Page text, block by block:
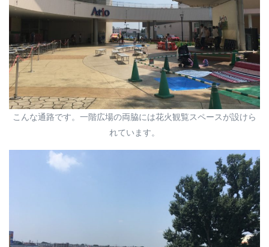
こんな通路です。一階広場の両脇には花火観覧スペースが設けら
れています。